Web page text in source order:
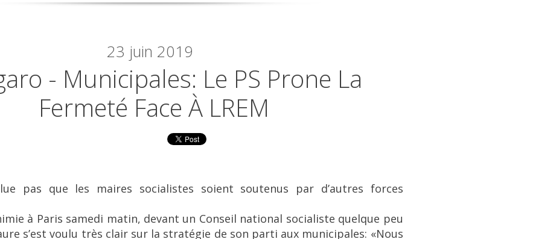
23 juin 2019
- Municipales: Le PS Prone La
Fermeté Face À LREM
pas que les maires socialistes soient soutenus par d’autres forces
à Paris samedi matin, devant un Conseil national socialiste quelque peu
s’est voulu très clair sur la stratégie de son parti aux municipales: «Nous